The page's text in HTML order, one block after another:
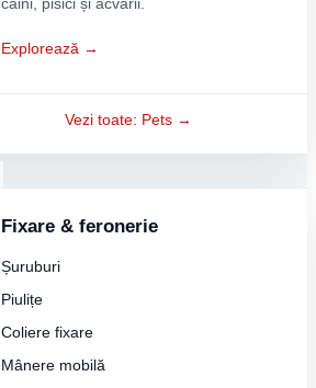
Explorează →
Vezi toate: Pets →
Fixare & feronerie
Șuruburi
Piulițe
Coliere fixare
Mânere mobilă